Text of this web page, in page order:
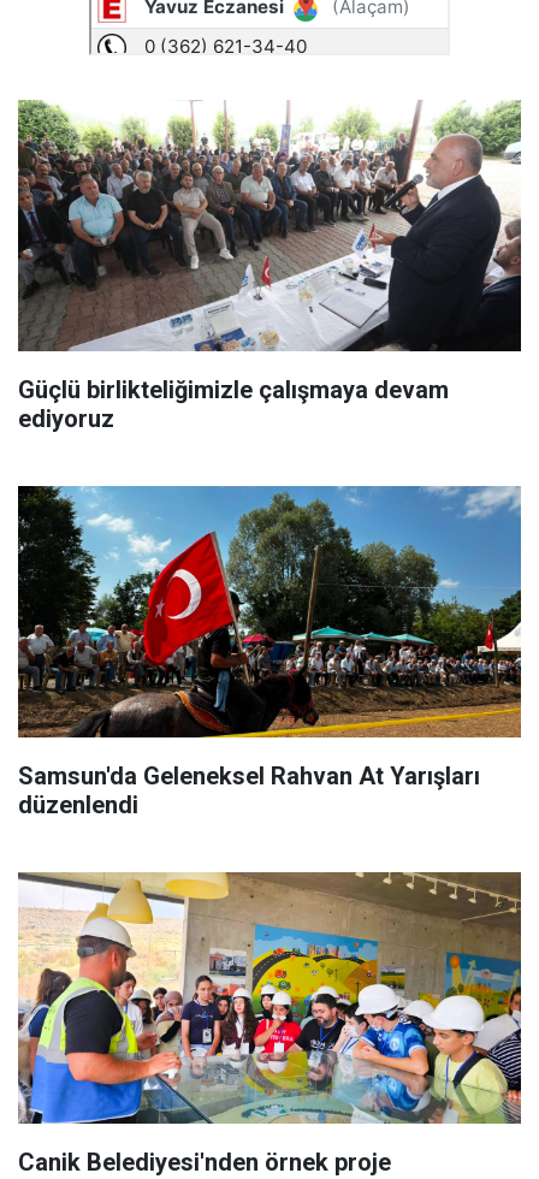
Güçlü birlikteliğimizle çalışmaya devam
ediyoruz
Samsun'da Geleneksel Rahvan At Yarışları
düzenlendi
Canik Belediyesi'nden örnek proje